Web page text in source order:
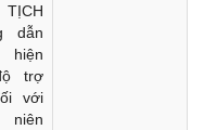
dẫn
trợ
với
niên